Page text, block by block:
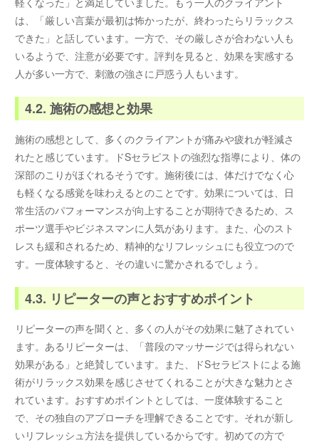
は、「厳しい言葉が最初は怖かったが、終わったらリラックス
できた」と話しています。一方で、その厳しさが合わない人も
いるようで、注意が必要です。評判を見ると、効果を実感する
人が多い一方で、刺激の強さに戸惑う人もいます。
4.2. 施術の感想と効果
施術の感想として、多くのクライアントが痛みや疲れが軽減さ
れたと感じています。ドSセラピストの強烈な指導により、体の
深部のこりがほぐれるそうです。施術後には、体だけでなく心
も軽くなる感覚を味わえるとのことです。効果については、日
常生活のパフォーマンスが向上することが期待できるため、ス
ポーツ選手やビジネスマンに人気があります。また、心のスト
レスも緩和されるため、精神的なリフレッシュにも役立つので
す。一度体験すると、その違いに驚かされるでしょう。
4.3. リピーターの声とおすすめポイント
リピーターの声を聞くと、多くの人がその効果に魅了されてい
ます。あるリピーターは、「普段のマッサージでは得られない
効果がある」と絶賛しています。また、ドSセラピストによる施
術がリラックス効果を感じさせてくれることが大きな魅力とさ
れています。おすすめポイントとしては、一度体験すること
で、その独自のアプローチを理解できることです。それが新し
いリフレッシュ方法を提供しているからです。初めての方で